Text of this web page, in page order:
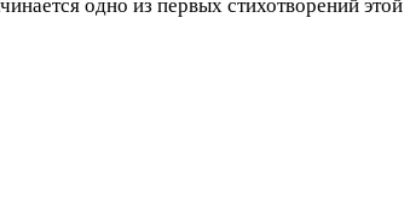
одно из первых стихотворений этой